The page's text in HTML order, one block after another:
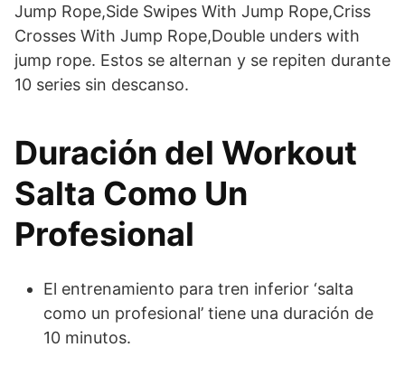
Jump Rope,Side Swipes With Jump Rope,Criss
Crosses With Jump Rope,Double unders with
jump rope. Estos se alternan y se repiten durante
10 series sin descanso.
Duración del Workout
Salta Como Un
Profesional
El entrenamiento para tren inferior ‘salta
como un profesional’ tiene una duración de
10 minutos.